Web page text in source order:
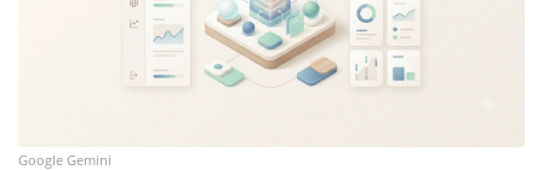
Google Gemini